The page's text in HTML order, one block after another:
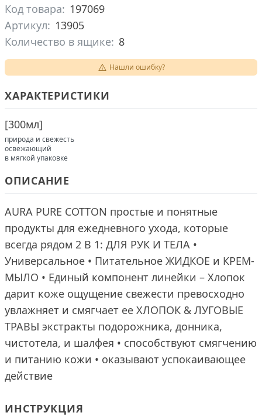
Код товара: 197069
Артикул: 13905
Количество в ящике: 8
Нашли ошибку?
ХАРАКТЕРИСТИКИ
[300мл]
природа и свежесть
освежающий
в мягкой упаковке
ОПИСАНИЕ
AURA PURE COTTON простые и понятные
продукты для ежедневного ухода, которые
всегда рядом 2 В 1: ДЛЯ РУК И ТЕЛА •
Универсальное • Питательное ЖИДКОЕ и КРЕМ-
МЫЛО • Единый компонент линейки – Хлопок
дарит коже ощущение свежести превосходно
увлажняет и смягчает ее ХЛОПОК & ЛУГОВЫЕ
ТРАВЫ экстракты подорожника, донника,
чистотела, и шалфея • способствуют смягчению
и питанию кожи • оказывают успокаивающее
действие
ИНСТРУКЦИЯ